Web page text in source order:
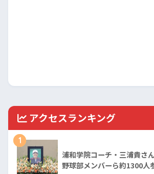
アクセスランキング
1
浦和学院コーチ・三浦貴さ
野球部メンバーら約1300人